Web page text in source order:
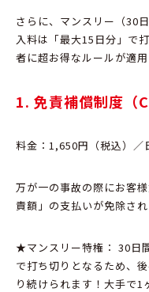
さらに、 マンスリー（30
入料は「最大15日分」で
者に超お得なルールが適
1. 免責補償制度（
料金：1,650円（税込）／
万が一の事故の際にお客
責額」の支払いが免除され
★マンスリー特権： 30日
で打ち切りとなるため、
り続けられます！大手で1